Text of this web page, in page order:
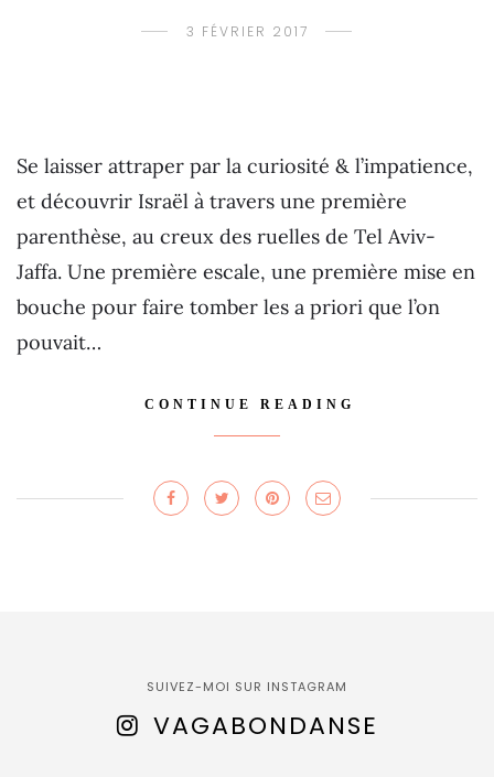
3 FÉVRIER 2017
Se laisser attraper par la curiosité & l’impatience,
et découvrir Israël à travers une première
parenthèse, au creux des ruelles de Tel Aviv-
Jaffa. Une première escale, une première mise en
bouche pour faire tomber les a priori que l’on
pouvait…
CONTINUE READING
SUIVEZ-MOI SUR INSTAGRAM
VAGABONDANSE